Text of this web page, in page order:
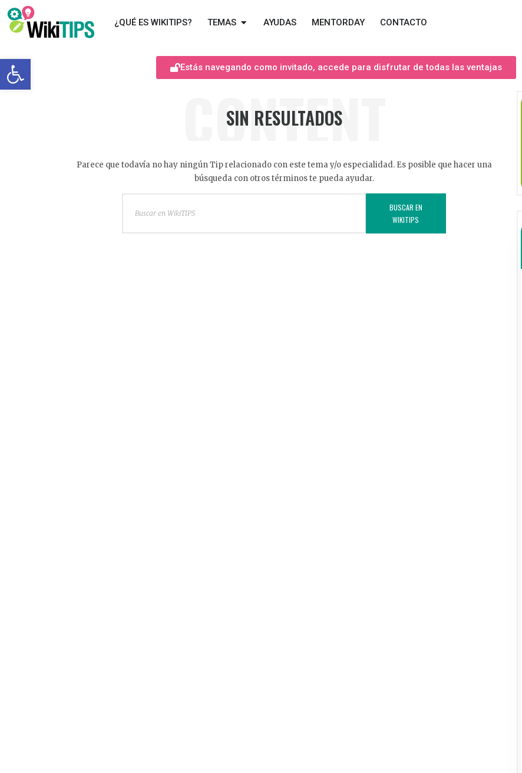
Abrir barra de herramientas
¿QUÉ ES WIKITIPS? TEMAS AYUDAS MENTORDAY CONTACTO
Estás navegando como invitado, accede para disfrutar de todas las ventajas
CONTENT
SIN RESULTADOS
Parece que todavía no hay ningún Tip relacionado con este tema y/o especialidad. Es posible que hacer una
búsqueda con otros términos te pueda ayudar.
BUSCAR EN
WIKITIPS